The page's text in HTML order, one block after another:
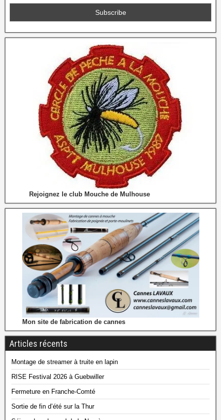
Rejoignez le club Mouche de Mulhouse
Mon site de fabrication de cannes
Articles récents
Montage de streamer à truite en lapin
RISE Festival 2026 à Guebwiller
Fermeture en Franche-Comté
Sortie de fin d’été sur la Thur